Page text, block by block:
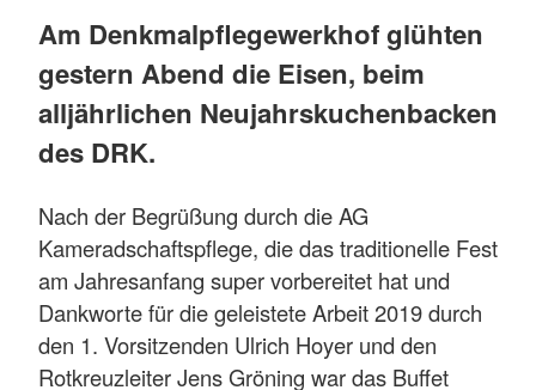
Am Denkmalpflegewerkhof glühten
gestern Abend die Eisen, beim
alljährlichen Neujahrskuchenbacken
des DRK.
Nach der Begrüßung durch die AG
Kameradschaftspflege, die das traditionelle Fest
am Jahresanfang super vorbereitet hat und
Dankworte für die geleistete Arbeit 2019 durch
den 1. Vorsitzenden Ulrich Hoyer und den
Rotkreuzleiter Jens Gröning war das Buffet